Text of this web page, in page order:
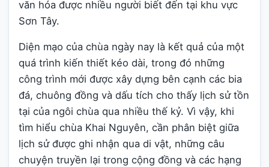
văn hóa được nhiều người biết đến tại khu vực
Sơn Tây.
Diện mạo của chùa ngày nay là kết quả của một
quá trình kiến thiết kéo dài, trong đó những
công trình mới được xây dựng bên cạnh các bia
đá, chuông đồng và dấu tích cho thấy lịch sử tồn
tại của ngôi chùa qua nhiều thế kỷ. Vì vậy, khi
tìm hiểu chùa Khai Nguyên, cần phân biệt giữa
lịch sử được ghi nhận qua di vật, những câu
chuyện truyền lại trong cộng đồng và các hạng